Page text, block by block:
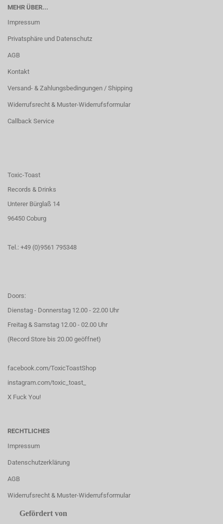
MEHR ÜBER...
Impressum
Privatsphäre und Datenschutz
AGB
Kontakt
Versand- & Zahlungsbedingungen / Shipping
Widerrufsrecht & Muster-Widerrufsformular
Callback Service
Toxic-Toast
Records & Drinks
Unterer Bürglaß 14
96450 Coburg
Tel.: +49 (0)9561 795348
Doors:
Dienstag - Donnerstag 12.00 - 22.00 Uhr
Freitag & Samstag 12.00 - 02.00 Uhr
(Record Store bis 20.00 geöffnet)
facebook.com/ToxicToastShop
instagram.com/toxic_toast_
X Fuck You!
RECHTLICHES
Impressum
Datenschutzerklärung
AGB
Widerrufsrecht & Muster-Widerrufsformular
Gefördert von